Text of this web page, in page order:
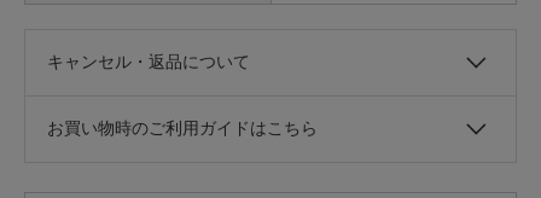
キャンセル・返品について
お買い物時のご利用ガイドはこちら